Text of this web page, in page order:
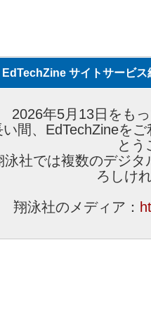
EdTechZine サイトサービス
2026年5月13日をも
い間、EdTechZineを
とう
泳社では複数のデジ
ろしけ
翔泳社のメディア：